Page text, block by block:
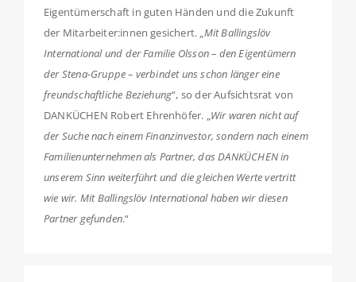
Eigentümerschaft in guten Händen und die Zukunft
der Mitarbeiter:innen gesichert. „Mit Ballingslöv
International und der Familie Olsson – den Eigentümern
der Stena-Gruppe – verbindet uns schon länger eine
freundschaftliche Beziehung“, so der Aufsichtsrat von
DANKÜCHEN Robert Ehrenhöfer. „Wir waren nicht auf
der Suche nach einem Finanzinvestor, sondern nach einem
Familienunternehmen als Partner, das DANKÜCHEN in
unserem Sinn weiterführt und die gleichen Werte vertritt
wie wir. Mit Ballingslöv International haben wir diesen
Partner gefunden.“